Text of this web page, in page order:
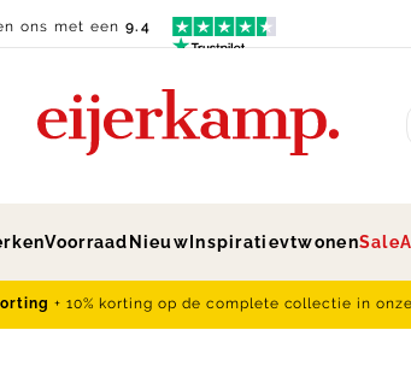
ons met een9.4
Voorraad Nieuw InspiratievtwonenSale
+ 10% korting op de complete collectie in